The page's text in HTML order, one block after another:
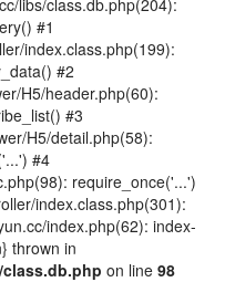
libs/class.db.php(204):
#1
index.class.php(199):
#2
H5/header.php(60):
#3
H5/detail.php(58):
#4
require_once('...')
index.class.php(301):
index.php(62): index-
thrown in
on line 98